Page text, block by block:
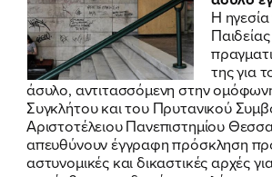
Η
της για
άσυλο, αντιτασσόμενη στην
Συγκλήτου και του Πρυτανικού
Αριστοτέλειου Πανεπιστημίου
απευθύνουν έγγραφη πρόσκληση
αστυνομικές και δικαστικές αρχές